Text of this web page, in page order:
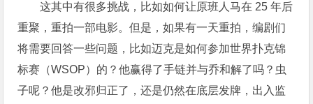
这其中有很多挑战，比如如何让原班人马在 25 年后
重聚，重拍一部电影。但是，如果有一天重拍，编剧们
将需要回答一些问题，比如迈克是如何参加世界扑克锦
标赛（WSOP）的？他赢得了手链并与乔和解了吗？虫
子呢？他是改邪归正了，还是仍然在底层发牌，出入监